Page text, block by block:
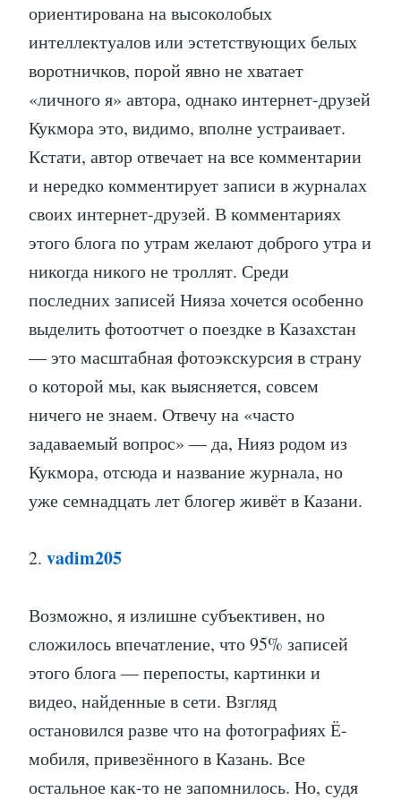
ориентирована на высоколобых
интеллектуалов или эстетствующих белых
воротничков, порой явно не хватает
«личного я» автора, однако интернет-друзей
Кукмора это, видимо, вполне устраивает.
Кстати, автор отвечает на все комментарии
и нередко комментирует записи в журналах
своих интернет-друзей. В комментариях
этого блога по утрам желают доброго утра и
никогда никого не троллят. Среди
последних записей Нияза хочется особенно
выделить фотоотчет о поездке в Казахстан
— это масштабная фотоэкскурсия в страну
о которой мы, как выясняется, совсем
ничего не знаем. Отвечу на «часто
задаваемый вопрос» — да, Нияз родом из
Кукмора, отсюда и название журнала, но
уже семнадцать лет блогер живёт в Казани.
2. vadim205
Возможно, я излишне субъективен, но
сложилось впечатление, что 95% записей
этого блога — перепосты, картинки и
видео, найденные в сети. Взгляд
остановился разве что на фотографиях Ё-
мобиля, привезённого в Казань. Все
остальное как-то не запомнилось. Но, судя